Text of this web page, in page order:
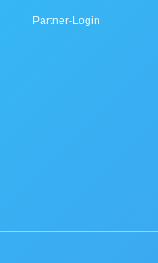
Partner-Login